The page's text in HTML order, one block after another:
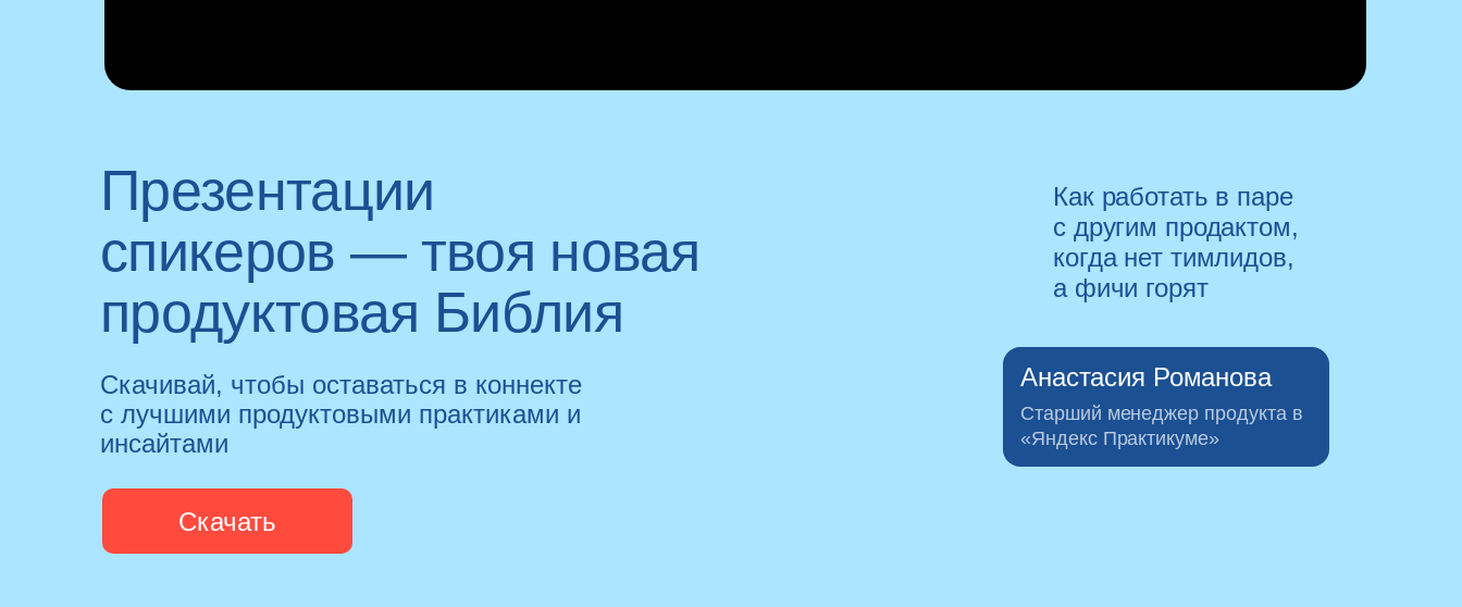
Презентации
спикеров — твоя новая
продуктовая Библия
Как работать в паре
с другим продактом,
когда нет тимлидов,
а фичи горят
Старший менеджер продукта в
«Яндекс Практикуме»
Анастасия Романова
Скачивай, чтобы оставаться в коннекте
с лучшими продуктовыми практиками и
инсайтами
Скачать